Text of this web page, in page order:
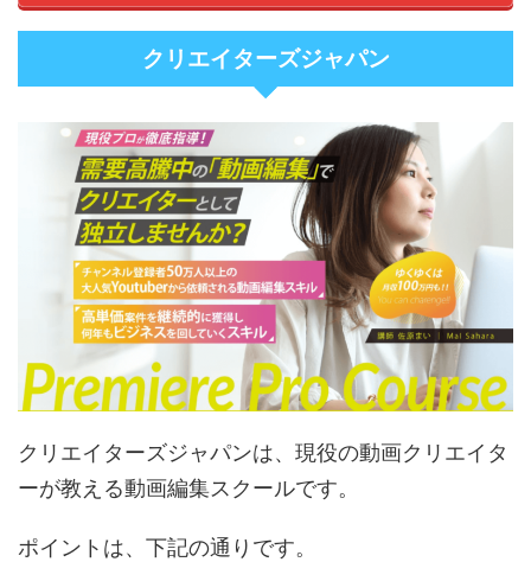
クリエイターズジャパン
クリエイターズジャパンは、現役の動画クリエイタ
ーが教える動画編集スクールです。
ポイントは、下記の通りです。